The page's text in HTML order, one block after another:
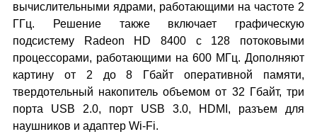
вычислительными ядрами, работающими на частоте 2
ГГц. Решение также включает графическую
подсистему Radeon HD 8400 с 128 потоковыми
процессорами, работающими на 600 МГц. Дополняют
картину от 2 до 8 Гбайт оперативной памяти,
твердотельный накопитель объемом от 32 Гбайт, три
порта USB 2.0, порт USB 3.0, HDMI, разъем для
наушников и адаптер Wi-Fi.